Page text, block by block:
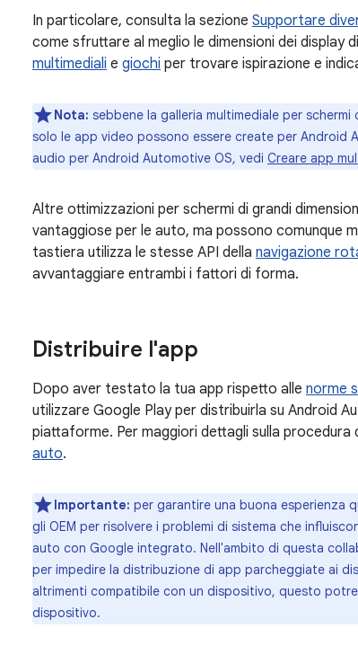
In particolare, consulta la sezione Supportare
come sfruttare al meglio le dimensioni dei display
multimediali e giochi per trovare ispirazione e
Nota: sebbene la galleria multimediale per
solo le app video possono essere create per Android
audio per Android Automotive OS, vedi Creare app
Altre ottimizzazioni per schermi di grandi
vantaggiose per le auto, ma possono comunque
tastiera utilizza le stesse API della navigazione
avvantaggiare entrambi i fattori di forma.
Distribuire l'app
Dopo aver testato la tua app rispetto alle norme
utilizzare Google Play per distribuirla su Android
piattaforme. Per maggiori dettagli sulla procedura
auto.
Importante: per garantire una buona esperienza
gli OEM per risolvere i problemi di sistema che
auto con Google integrato. Nell'ambito di questa
per impedire la distribuzione di app parcheggiate ai
altrimenti compatibile con un dispositivo, questo
dispositivo.